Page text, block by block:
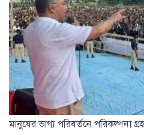
মানুষের ভাগ্য পরিবর্তনে পরিকল্পনা